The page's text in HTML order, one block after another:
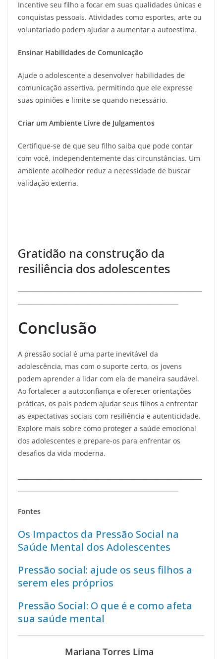
Incentive seu filho a focar em suas qualidades únicas e
conquistas pessoais. Atividades como esportes, arte ou
voluntariado podem ajudar a aumentar a autoestima.
Ensinar Habilidades de Comunicação
Ajude o adolescente a desenvolver habilidades de
comunicação assertiva, permitindo que ele expresse
suas opiniões e limite-se quando necessário.
Criar um Ambiente Livre de Julgamentos
Certifique-se de que seu filho saiba que pode contar
com você, independentemente das circunstâncias. Um
ambiente acolhedor reduz a necessidade de buscar
validação externa.
Gratidão na construção da
resiliência dos adolescentes
Conclusão
A pressão social é uma parte inevitável da
adolescência, mas com o suporte certo, os jovens
podem aprender a lidar com ela de maneira saudável.
Ao fortalecer a autoconfiança e oferecer orientações
práticas, os pais podem ajudar seus filhos a enfrentar
as expectativas sociais com resiliência e autenticidade.
Explore mais sobre como proteger a saúde emocional
dos adolescentes e prepare-os para enfrentar os
desafios da vida moderna.
Fontes
Os Impactos da Pressão Social na
Saúde Mental dos Adolescentes
Pressão social: ajude os seus filhos a
serem eles próprios
Pressão Social: O que é e como afeta
sua saúde mental
Mariana Torres Lima